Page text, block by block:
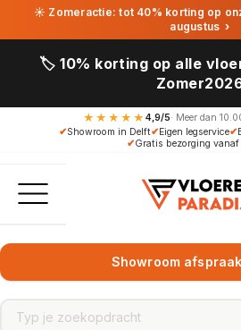
☀ Zomeractie: tot 40% korting op
augustus ›
🏷️ 10% korting op alle
★★★★★ 4,9/5· Meer dan
✔Showroom in Delft✔Eigen legservice✔
✔Gratis bezorging
Showroom